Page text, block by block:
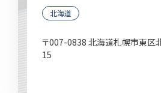
北海道
〒007-0838 北海道札幌市東区
15